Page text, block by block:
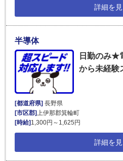
詳細を
半導体
日勤のみ★
から未経
[都道府県] 長野県
[市区郡]上伊那郡箕輪町
[時給] 1,300円～1,625円
詳細を